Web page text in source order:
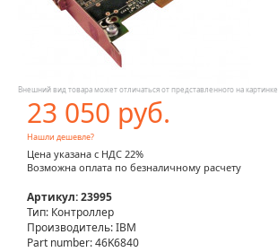
Внешний вид товара может отличаться от представленного на картинке
23 050 руб.
Нашли дешевле?
Цена указана с НДС 22%
Возможна оплата по безналичному расчету
Артикул: 23995
Тип: Контроллер
Производитель: IBM
Part number: 46K6840